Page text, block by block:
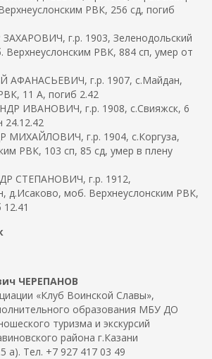
РВК, 256 сд, погиб
г.р. 1903, Зеленодольский
Верхнеуслонским РВК, 884 сп, умер от
АФАНАСЬЕВИЧ, г.р. 1907, с.Майдан,
11 А, погиб 2.42
ИВАНОВИЧ, г.р. 1908, с.Свияжск, 6
г.р. 1904, с.Коргуза,
РВК, 103 сп, 85 сд, умер в плену
СТЕПАНОВИЧ, г.р. 1912,
д.Исаково, моб. Верхнеуслонским РВК,
ЧЕРЕПАНОВ
«Клуб Воинской Славы»,
образования МБУ ДО
туризма и экскурсий
района г.Казани
а). Тел. +7 927 417 03 49